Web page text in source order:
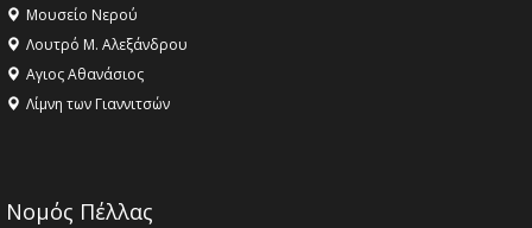
Μουσείο Νερού
Λουτρό Μ. Αλεξάνδρου
Αγιος Αθανάσιος
Λίμνη των Γιαννιτσών
Νομός Πέλλας